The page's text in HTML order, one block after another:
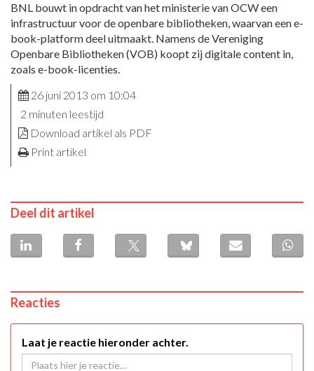
BNL bouwt in opdracht van het ministerie van OCW een
infrastructuur voor de openbare bibliotheken, waarvan een e-
book-platform deel uitmaakt. Namens de Vereniging
Openbare Bibliotheken (VOB) koopt zij digitale content in,
zoals e-book-licenties.
26 juni 2013 om 10:04
2 minuten leestijd
Download artikel als PDF
Print artikel
Deel dit artikel
Reacties
Laat je reactie hieronder achter.